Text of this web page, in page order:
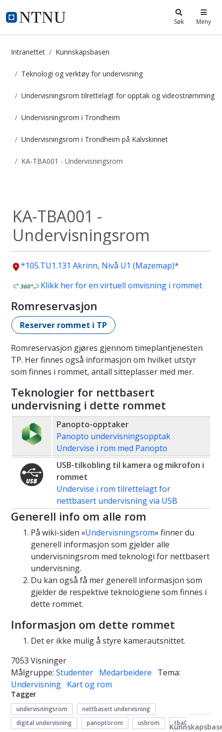
i.ntnu.no Søk Meny
Intranettet Kunnskapsbasen
Teknologi og verktøy for undervisning
Undervisningsrom tilrettelagt for opptak og videostrømming
Undervisningsrom i Trondheim
Undervisningsrom i Trondheim på Kalvskinnet
KA-TBA001 - Undervisningsrom
KA-TBA001 -
Undervisningsrom
*105.TU1.131 Akrinn, Nivå U1 (Mazemap)*
Klikk her for en virtuell omvisning i rommet
Romreservasjon
Reserver rommet i TP
Romreservasjon gjøres gjennom timeplantjenesten
TP. Her finnes også informasjon om hvilket utstyr
som finnes i rommet, antall sitteplasser med mer.
Teknologier for nettbasert
undervisning i dette rommet
Panopto-opptaker
Panopto undervisningsopptak
Undervise i rom med Panopto
USB-tilkobling til kamera og mikrofon i
rommet
Undervise i rom tilrettelagt for
nettbasert undervisning via USB
Generell info om alle rom
På wiki-siden «Undervisningsrom» finner du
generell informasjon som gjelder alle
undervisningsrom med teknologi for nettbasert
undervisning.
Du kan også få mer generell informasjon som
gjelder de respektive teknologiene som finnes i
dette rommet.
Informasjon om dette rommet
Det er ikke mulig å styre kamerautsnittet.
7053 Visninger
Målgruppe: Studenter Medarbeidere
Tema:
Undervisning Kart og rom
Tagger
undervisningsrom
nettbasert undervisning
digital undervisning
panoptorom usbrom tba001